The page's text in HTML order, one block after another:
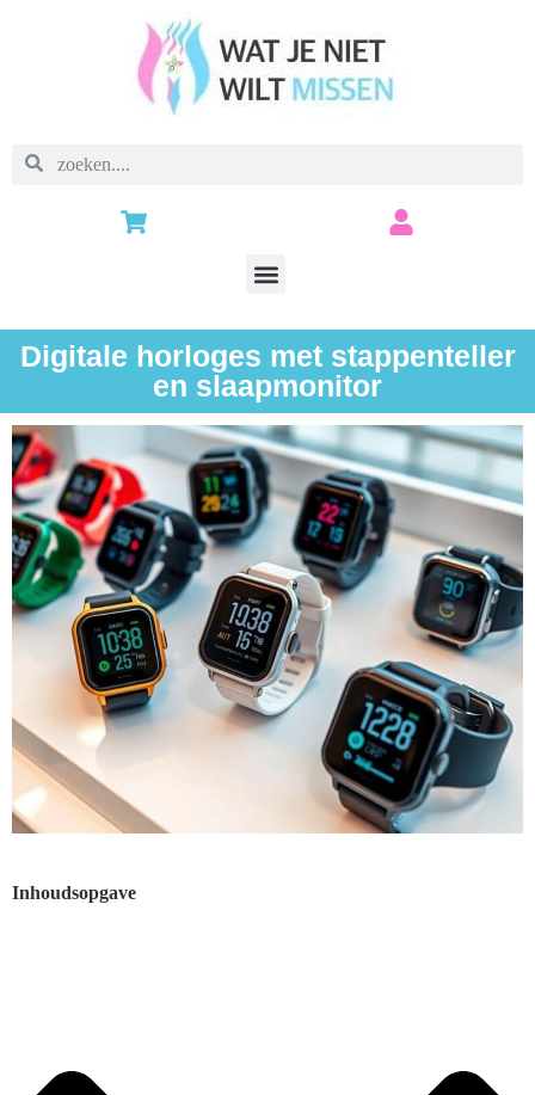
Digitale horloges met stappenteller
en slaapmonitor
Inhoudsopgave